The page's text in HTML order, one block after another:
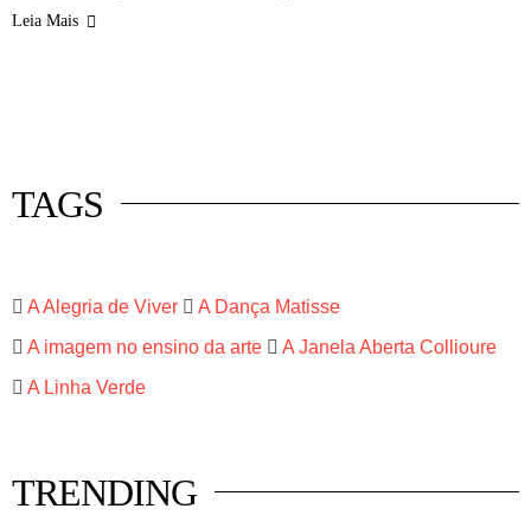
Leia Mais
TAGS
A Alegria de Viver
A Dança Matisse
A imagem no ensino da arte
A Janela Aberta Collioure
A Linha Verde
TRENDING